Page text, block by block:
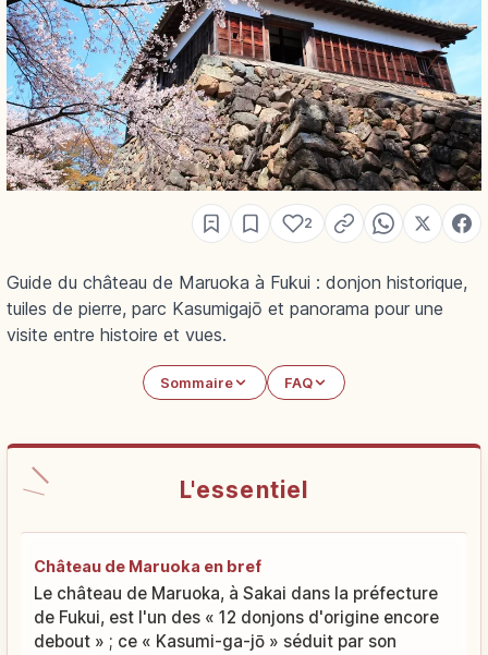
2
Guide du château de Maruoka à Fukui : donjon historique,
tuiles de pierre, parc Kasumigajō et panorama pour une
visite entre histoire et vues.
Sommaire FAQ
L'essentiel
Château de Maruoka en bref
Le château de Maruoka, à Sakai dans la préfecture
de Fukui, est l'un des « 12 donjons d'origine encore
debout » ; ce « Kasumi-ga-jō » séduit par son